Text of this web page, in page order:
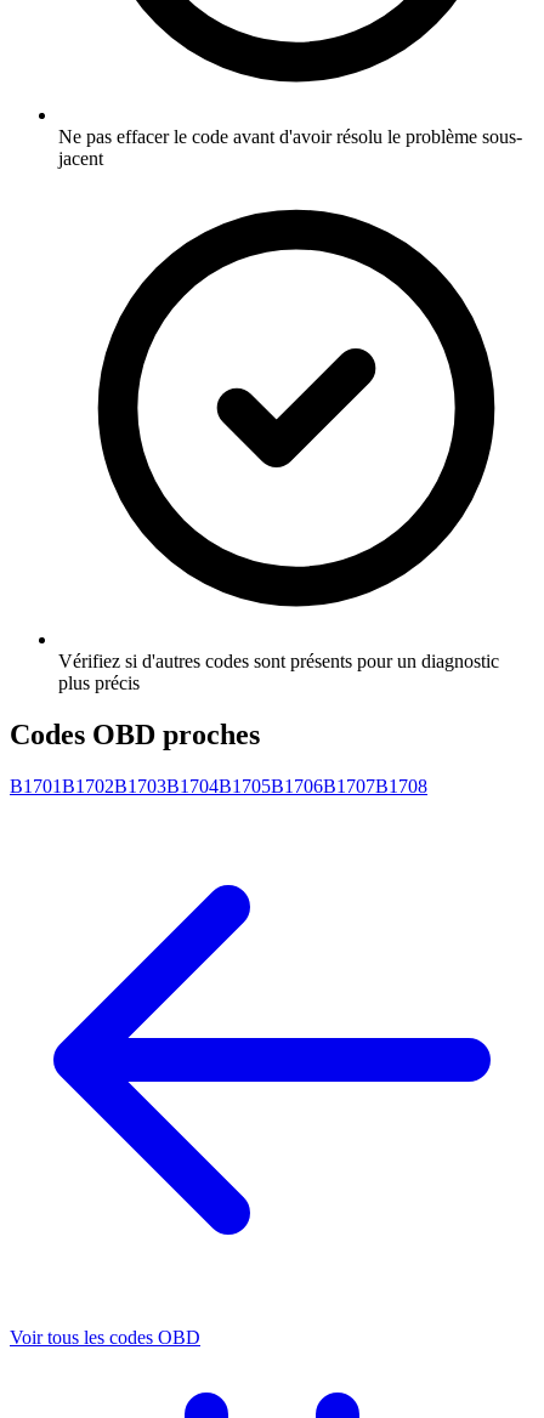
Ne pas effacer le code avant d'avoir résolu le problème sous-
jacent
Vérifiez si d'autres codes sont présents pour un diagnostic
plus précis
Codes OBD proches
B1701B1702B1703B1704B1705B1706B1707B1708
Voir tous les codes OBD